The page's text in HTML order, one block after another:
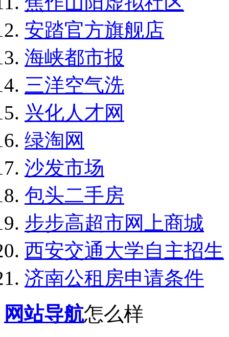
安踏官方旗舰店
海峡都市报
三洋空气洗
兴化人才网
绿淘网
沙发市场
包头二手房
步步高超市网上商城
西安交通大学自主招生
济南公租房申请条件
网站导航怎么样